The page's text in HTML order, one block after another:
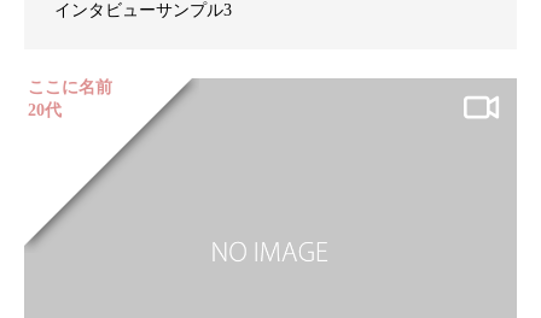
インタビューサンプル3
ここに名前
20代